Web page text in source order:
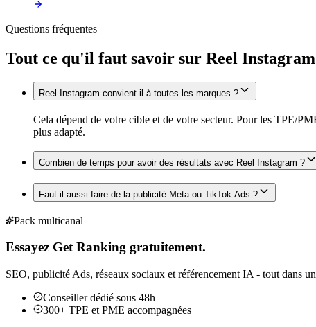
Questions fréquentes
Tout ce qu'il faut savoir sur Reel Instagram
Reel Instagram convient-il à toutes les marques ?
Cela dépend de votre cible et de votre secteur. Pour les TPE/
plus adapté.
Combien de temps pour avoir des résultats avec Reel Instagram ?
Faut-il aussi faire de la publicité Meta ou TikTok Ads ?
Pack multicanal
Essayez Get Ranking gratuitement.
SEO, publicité Ads, réseaux sociaux et référencement IA - tout dans
Conseiller dédié sous 48h
300+ TPE et PME accompagnées